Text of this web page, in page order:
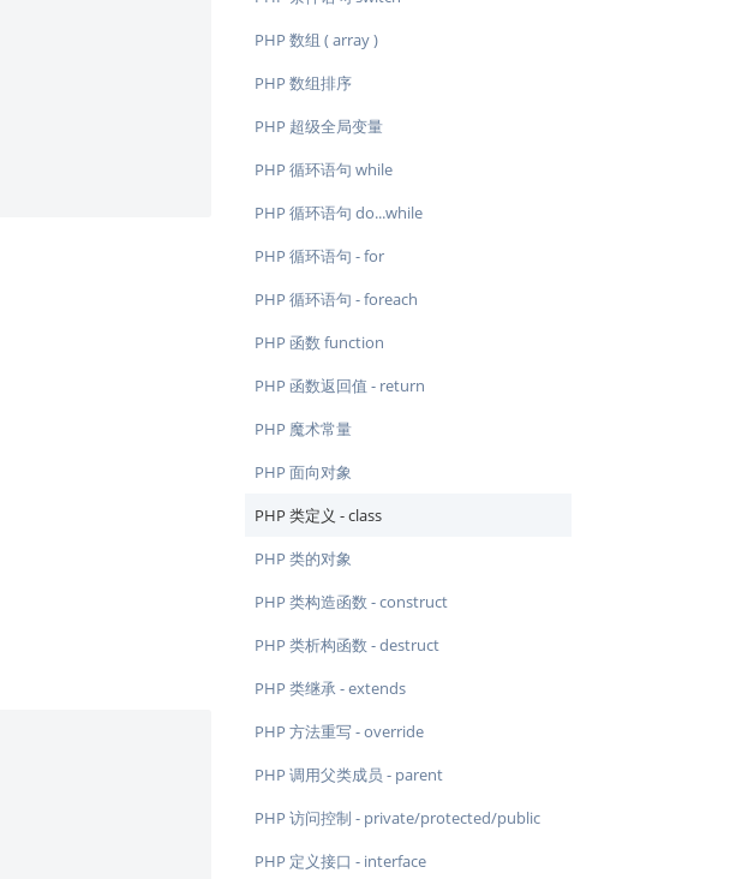
PHP 数组 ( array )
PHP 数组排序
PHP 超级全局变量
PHP 循环语句 while
PHP 循环语句 do...while
PHP 循环语句 - for
PHP 循环语句 - foreach
PHP 函数 function
PHP 函数返回值 - return
PHP 魔术常量
PHP 面向对象
PHP 类定义 - class
PHP 类的对象
PHP 类构造函数 - construct
PHP 类析构函数 - destruct
PHP 类继承 - extends
PHP 方法重写 - override
PHP 调用父类成员 - parent
PHP 访问控制 - private/protected/public
PHP 定义接口 - interface